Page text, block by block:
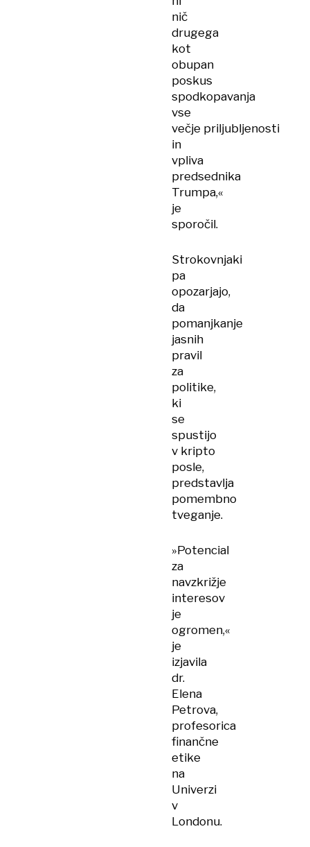
nič
drugega
kot
obupan
poskus
spodkopavanja
vse
večje priljubljenosti
in
vpliva
predsednika
Trumpa,«
je
sporočil.
Strokovnjaki
pa
opozarjajo,
da
pomanjkanje
jasnih
pravil
za
politike,
ki
se
spustijo
v kripto
posle,
predstavlja
pomembno
tveganje.
»Potencial
za
navzkrižje
interesov
je
ogromen,«
je
izjavila
dr.
Elena
Petrova,
profesorica
finančne
etike
na
Univerzi
v
Londonu.